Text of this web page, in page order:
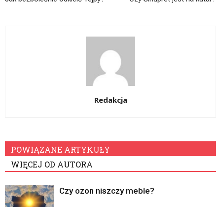
Redakcja
POWIĄZANE ARTYKUŁY
WIĘCEJ OD AUTORA
Czy ozon niszczy meble?